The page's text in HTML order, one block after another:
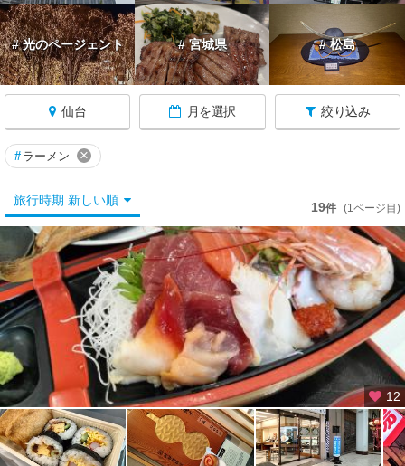
# 光のページェント # 宮城県 # 松島
仙台 月を選択 絞り込み
戻
る
宮
城
べ
て
仙
台
秋
保
温
泉
並
温
泉
宮
城
# ラーメン ×
旅行時期 新しい順 19件 (1ページ目)
12